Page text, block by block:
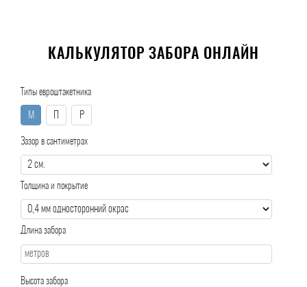
КАЛЬКУЛЯТОР ЗАБОРА ОНЛАЙН
Типы евроштакетника
М Р
Зазор в сантиметрах
Толщина и покрытие
Длина забора
Высота забора